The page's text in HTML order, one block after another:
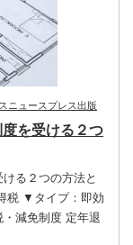
ニュースプレス出版
を受ける２つ
る２つの方法と
税 ▼タイプ：即効
減免制度 定年退